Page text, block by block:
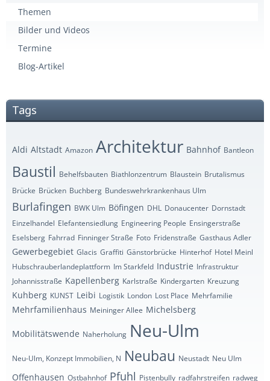
Themen
Bilder und Videos
Termine
Blog-Artikel
Tags
Aldi Altstadt Amazon Architektur Bahnhof Bantleon
Baustil Behelfsbauten Biathlonzentrum Blaustein Brutalismus
Brücke Brücken Buchberg Bundeswehrkrankenhaus Ulm
Burlafingen BWK Ulm Böfingen DHL Donaucenter Dornstadt
Einzelhandel Elefantensiedlung Engineering People Ensingerstraße
Eselsberg Fahrrad Finninger Straße Foto Fridenstraße Gasthaus Adler
Gewerbegebiet Glacis Graffiti Gänstorbrücke Hinterhof Hotel Meinl
Hubschrauberlandeplattform Im Starkfeld Industrie Infrastruktur
Johannisstraße Kapellenberg Karlstraße Kindergarten Kreuzung
Kuhberg KUNST Leibi Logistik London Lost Place Mehrfamilie
Mehrfamilienhaus Meininger Allee Michelsberg
Mobilitätswende Naherholung Neu-Ulm
Neu-Ulm, Konzept Immobilien, N Neubau Neustadt Neu Ulm
Offenhausen Ostbahnhof Pfuhl Pistenbully radfahrstreifen radweg